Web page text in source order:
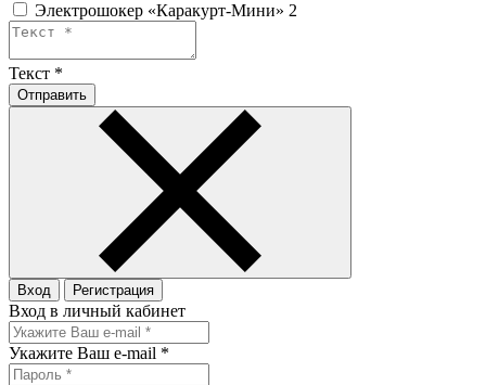
Электрошокер «Каракурт-Мини» 2
Текст *
Отправить
Вход Регистрация
Вход в личный кабинет
Укажите Ваш e-mail *